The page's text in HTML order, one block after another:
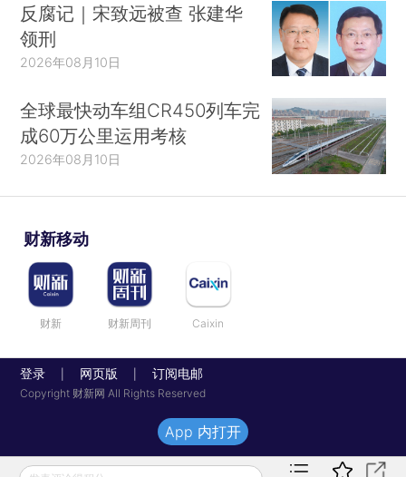
反腐记｜宋致远被查 张建华
领刑
2026年08月10日
全球最快动车组CR450列车完
成60万公里运用考核
2026年08月10日
财新移动
财新 财新周刊 Caixin
登录 网页版 订阅电邮
Copyright 财新网 All Rights Reserved
App 内打开